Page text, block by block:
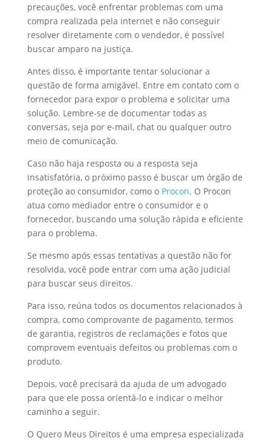
precauções, você enfrentar problemas com uma
compra realizada pela internet e não conseguir
resolver diretamente com o vendedor, é possível
buscar amparo na justiça.
Antes disso, é importante tentar solucionar a
questão de forma amigável. Entre em contato com o
fornecedor para expor o problema e solicitar uma
solução. Lembre-se de documentar todas as
conversas, seja por e-mail, chat ou qualquer outro
meio de comunicação.
Caso não haja resposta ou a resposta seja
insatisfatória, o próximo passo é buscar um órgão de
proteção ao consumidor, como o Procon. O Procon
atua como mediador entre o consumidor e o
fornecedor, buscando uma solução rápida e eficiente
para o problema.
Se mesmo após essas tentativas a questão não for
resolvida, você pode entrar com uma ação judicial
para buscar seus direitos.
Para isso, reúna todos os documentos relacionados à
compra, como comprovante de pagamento, termos
de garantia, registros de reclamações e fotos que
comprovem eventuais defeitos ou problemas com o
produto.
Depois, você precisará da ajuda de um advogado
para que ele possa orientá-lo e indicar o melhor
caminho a seguir.
O Quero Meus Direitos é uma empresa especializada